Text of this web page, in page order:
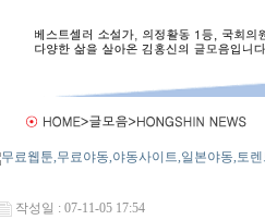
작성일 : 07-11-05 17:54